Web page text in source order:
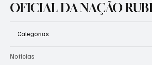
OFICIAL DA NAÇÃO
Categorias
Notícias